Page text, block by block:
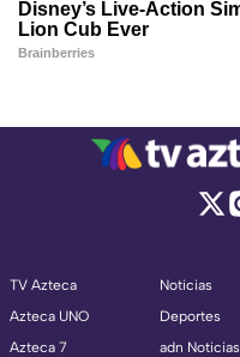
TV Azteca
Azteca UNO
Azteca 7
Noticias
Deportes
adn Noticias